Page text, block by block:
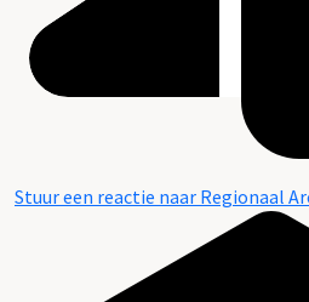
Stuur een reactie naar Regionaal